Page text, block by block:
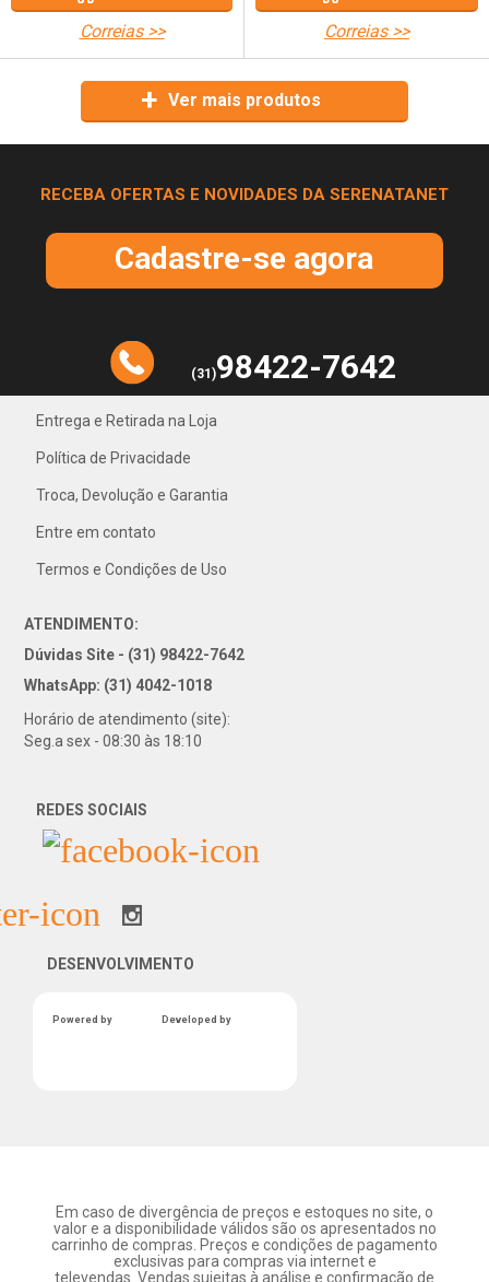
correias >> correias >>
Ver mais produtos
RECEBA OFERTAS E NOVIDADES DA SERENATANET
Cadastre-se agora
(31)98422-7642
4042-1018
Entrega e Retirada na Loja
Política de Privacidade
Troca, Devolução e Garantia
Entre em contato
Termos e Condições de Uso
ATENDIMENTO:
Dúvidas Site - (31) 98422-7642
WhatsApp: (31) 4042-1018
Horário de atendimento (site):
Seg.a sex - 08:30 às 18:10
REDES SOCIAIS
DESENVOLVIMENTO
Powered by Developed by
Em caso de divergência de preços e estoques no site, o
valor e a disponibilidade válidos são os apresentados no
carrinho de compras. Preços e condições de pagamento
exclusivas para compras via internet e
televendas. Vendas sujeitas à análise e confirmação de